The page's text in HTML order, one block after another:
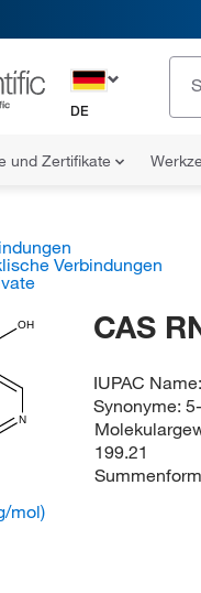
DE
und Zertifikate
Verbindungen
OH
N
CAS
IUPAC
Synonyme:
199.21
mol)